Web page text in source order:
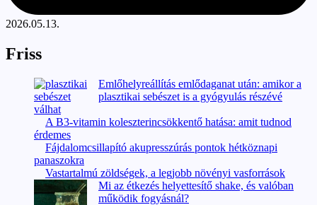
2026.05.13.
Friss
Emlőhelyreállítás emlődaganat után: amikor a
plasztikai sebészet is a gyógyulás részévé
válhat
A B3-vitamin koleszterincsökkentő hatása: amit tudnod
érdemes
Fájdalomcsillapító akupresszúrás pontok hétköznapi
panaszokra
Vastartalmú zöldségek, a legjobb növényi vasforrások
Mi az étkezés helyettesítő shake, és valóban
működik fogyásnál?